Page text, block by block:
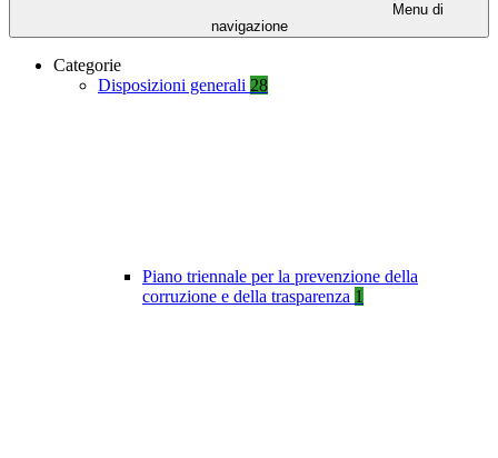
Menu di
navigazione
Categorie
Disposizioni generali 28
Piano triennale per la prevenzione della
corruzione e della trasparenza 1